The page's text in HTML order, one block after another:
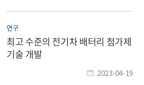
연구
최고 수준의 전기차 배터리 첨가제
기술 개발
2023-04-19